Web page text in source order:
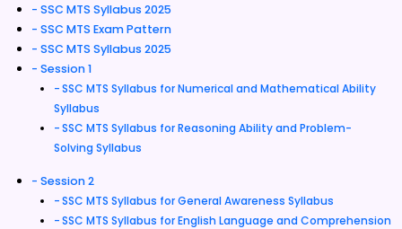
SSC MTS Syllabus 2025
SSC MTS Exam Pattern
SSC MTS Syllabus 2025
Session 1
SSC MTS Syllabus for Numerical and Mathematical Ability
Syllabus
SSC MTS Syllabus for Reasoning Ability and Problem-
Solving Syllabus
Session 2
SSC MTS Syllabus for General Awareness Syllabus
SSC MTS Syllabus for English Language and Comprehension